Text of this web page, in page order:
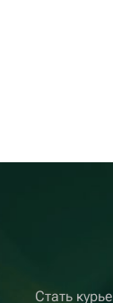
Стать